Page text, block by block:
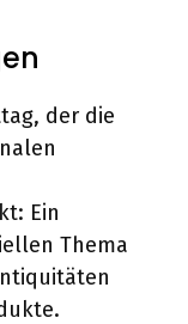
der die
Ein
Thema